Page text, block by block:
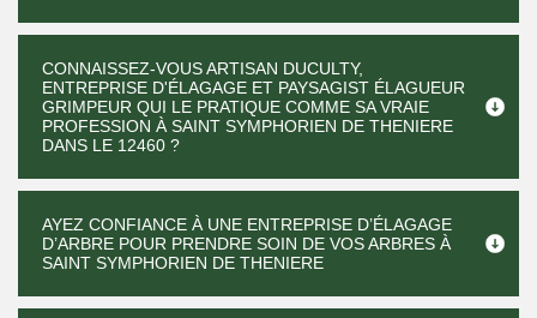
CONNAISSEZ-VOUS ARTISAN DUCULTY,
ENTREPRISE D'ÉLAGAGE ET PAYSAGIST ÉLAGUEUR
GRIMPEUR QUI LE PRATIQUE COMME SA VRAIE
PROFESSION À SAINT SYMPHORIEN DE THENIERE
DANS LE 12460 ?
AYEZ CONFIANCE À UNE ENTREPRISE D’ÉLAGAGE
D’ARBRE POUR PRENDRE SOIN DE VOS ARBRES À
SAINT SYMPHORIEN DE THENIERE